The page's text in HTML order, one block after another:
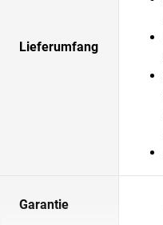
Lieferumfang
Garantie